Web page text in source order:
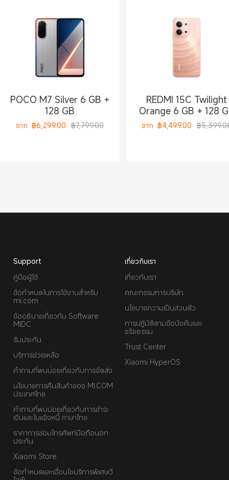
POCO M7 Silver 6 GB +
128 GB
จาก ฿6,299.00 ฿7,799.00
REDMI 15C Twilight
Orange 6 GB + 128
จาก ฿4,499.00 ฿
Support
คู่มือผู้ใช้
ข้อกำหนดในการใช้งานสำหรับ
mi.com
ข้ออธิบายเกี่ยวกับ Software
MIDC
รับประกัน
บริการช่วยเหลือ
คำถามที่พบบ่อยเกี่ยวกับการจัดส่ง
นโยบายการคืนสินค้าของ MI.COM
ประเทศไทย
คำถามที่พบบ่อยเกี่ยวกับการชำระ
เงินและใบแจ้งหนี้ ภาษาไทย
ราคาการซ่อมโทรศัพท์มือถือนอก
ประกัน
Xiaomi Store
ข้อกำหนดและเงื่อนไขบริการพิเศษวี
เกี่ยวกับเรา
เกี่ยวกับเรา
คณะกรรมการบริษัท
นโยบายความเป็นส่วนตัว
การปฏิบัติตามข้อบังคับและ
จริยธรรม
Trust Center
Xiaomi HyperOS